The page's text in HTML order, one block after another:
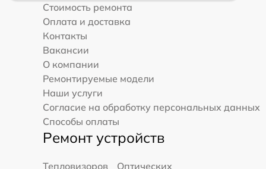
Стоимость ремонта
Оплата и доставка
Контакты
Вакансии
О компании
Ремонтируемые модели
Наши услуги
Согласие на обработку персональных данных
Способы оплаты
Ремонт устройств
Тепловизоров
Оптических